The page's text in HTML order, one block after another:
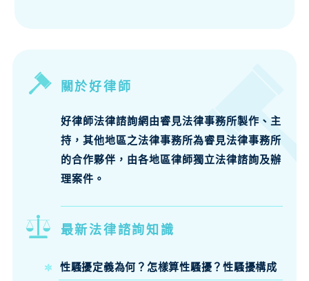
關於好律師
好律師法律諮詢網由睿見法律事務所製作、主
持，其他地區之法律事務所為睿見法律事務所
的合作夥伴，由各地區律師獨立法律諮詢及辦
理案件。
最新法律諮詢知識
性騷擾定義為何？怎樣算性騷擾？性騷擾構成